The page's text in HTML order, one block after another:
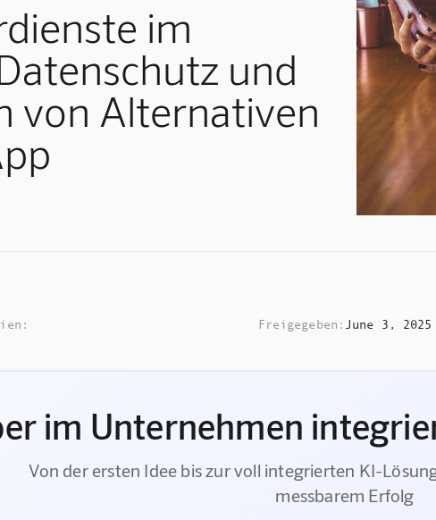
im
und
von Alternativen
Freigegeben: June 3, 2025
im Unternehmen
Von der ersten Idee bis zur voll integrierten KI-
messbarem Erfolg